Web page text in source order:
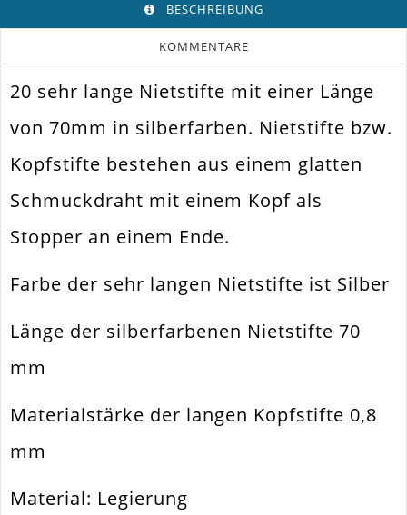
BESCHREIBUNG
KOMMENTARE
Farbe Silber
Funktion Schmuckdraht Mit Kopf
Spezifikation Nietstift Kopfstift
Verwendung
Perlen Auffädeln Und Verbinden.
Länge
Materialstärke 0.8mm
Material Metall Legierung
20 sehr lange Nietstifte mit einer Länge
von 70mm in silberfarben. Nietstifte bzw.
Kopfstifte bestehen aus einem glatten
Schmuckdraht mit einem Kopf als
Stopper an einem Ende.
Farbe der sehr langen Nietstifte ist Silber
Länge der silberfarbenen Nietstifte 70
mm
Materialstärke der langen Kopfstifte 0,8
mm
Material: Legierung